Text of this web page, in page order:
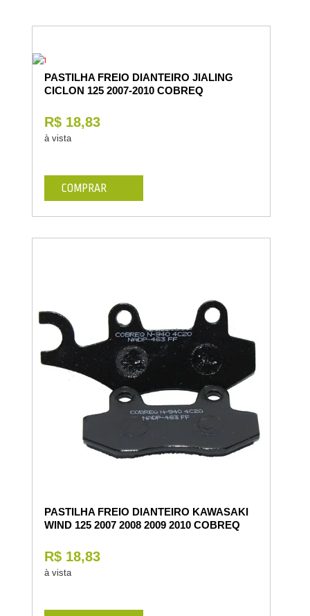
PASTILHA FREIO DIANTEIRO JIALING
CICLON 125 2007-2010 COBREQ
R$ 18,83
à vista
COMPRAR
PASTILHA FREIO DIANTEIRO KAWASAKI
WIND 125 2007 2008 2009 2010 COBREQ
R$ 18,83
à vista